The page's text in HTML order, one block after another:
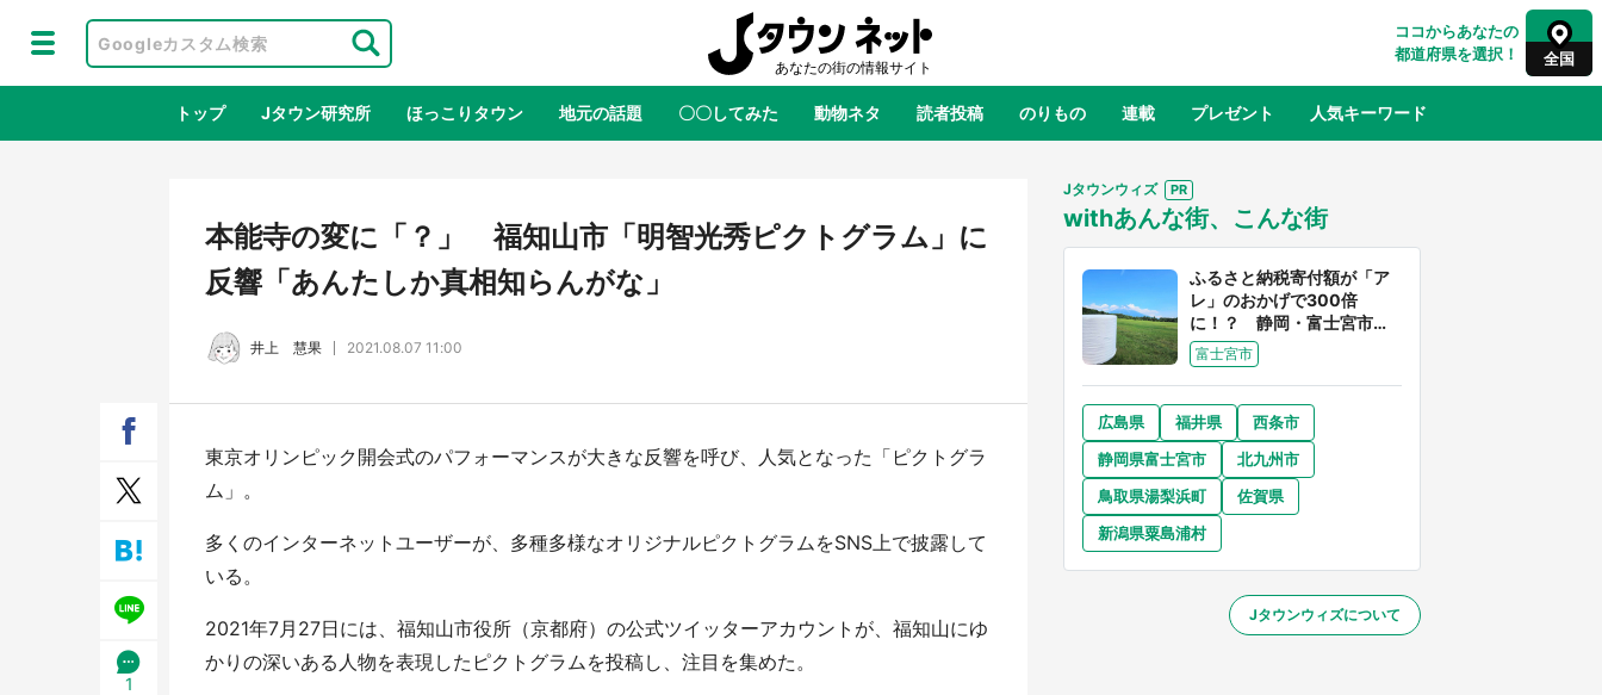
ココからあなたの
都道府県を選択！
全国
全国 全国
東北 青森 岩手 宮城 山形 福島
千葉 東京 神奈川
奈良 和歌山
中国 鳥取 島根 岡山 山口
九州 福岡 佐賀 長崎 大分 宮崎
トップ Jタウン研究所 ほっこりタウン 地元の話題 〇〇してみた 動物ネタ 読者投稿 のりもの 連載 プレゼント 人気キーワード
地域×二次元 絶景 あの時はありがとう 物語がはじまる町へ ふるさと納税
だった鬼太郎グッズ買える 銀座・博
『薬屋のひとりごと』の〝舞〟の世界
／1～10／26】
日向翔陽＆影山飛雄が笹かまを食べ
る！ アニメ『ハイキュー！！』×老
舗「鐘崎」コラボで限定グッズも【8
／1～31】
本能寺の変に「？」 福知山市「明智光秀ピクトグラム」に
反響「あんたしか真相知らんがな」
井上 慧果 2021.08.07 11:00
1
東京オリンピック開会式のパフォーマンスが大きな反響を呼び、人気となった「ピクトグラ
ム」。
多くのインターネットユーザーが、多種多様なオリジナルピクトグラムをSNS上で披露して
いる。
2021年7月27日には、福知山市役所（京都府）の公式ツイッターアカウントが、福知山にゆ
かりの深いある人物を表現したピクトグラムを投稿し、注目を集めた。
Jタウンウィズ
withあんな街、こんな街
ふるさと納税寄付額が「ア
レ」のおかげで300倍
に！？ 静岡・富士宮市は
富士山産の魅力あふれるス
ゴイ街
富士宮市
広島県 福井県
西条市
静岡県富士宮市
北九州市
鳥取県湯梨浜町
佐賀県
新潟県粟島浦村
Jタウンウィズについて